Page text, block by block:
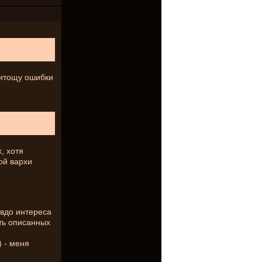
ошибки
хотя
вархи
интереса
описанных
- меня